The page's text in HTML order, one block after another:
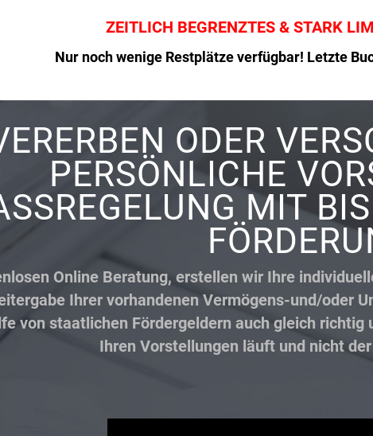
ZEITLICH BEGRENZTES & STARK
Nur noch wenige Restplätze verfügbar! Letzte
ODER
PERSÖNLICHE
MIT
Online Beratung, erstellen wir Ihre
Ihrer vorhandenen Vermögens-und/oder
von staatlichen Fördergeldern auch gleich
Ihren Vorstellungen läuft und nicht